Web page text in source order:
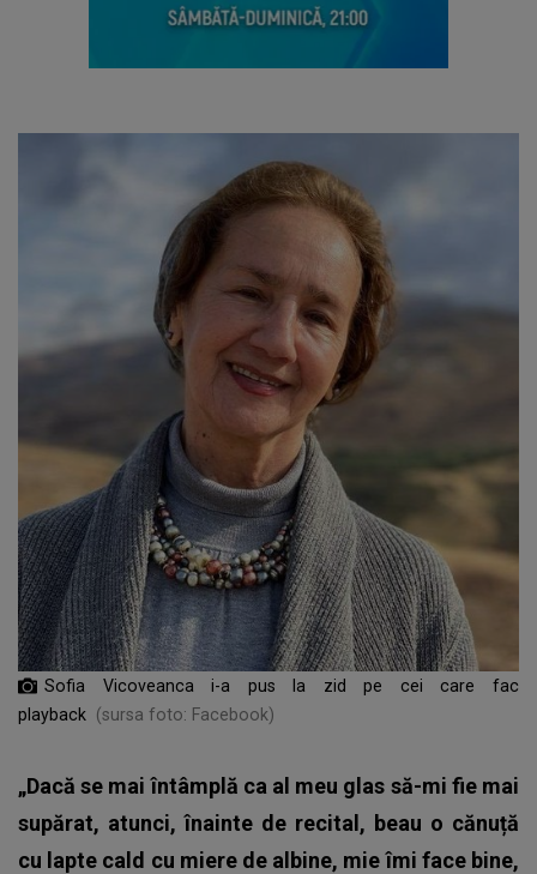
Sofia Vicoveanca i-a pus la zid pe cei care fac
playback (sursa foto: Facebook)
„Dacă se mai întâmplă ca al meu glas să-mi fie mai
supărat, atunci, înainte de recital, beau o cănuță
cu lapte cald cu miere de albine, mie îmi face bine,